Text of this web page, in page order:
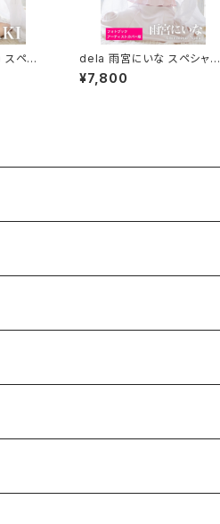
ペシャ
dela 雨宮にいな スペシャル
フォトブック＆公式プロモーシ
ョンブック
¥7,800